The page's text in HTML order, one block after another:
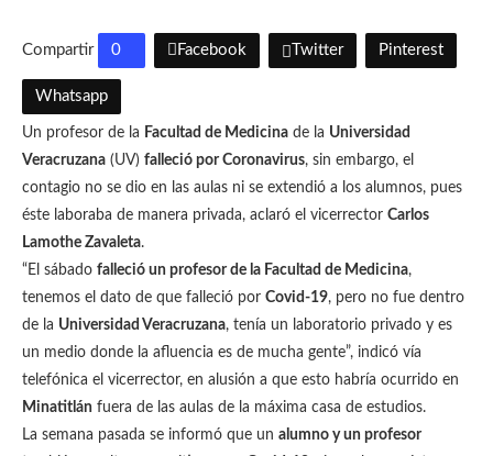
Compartir 0 Facebook Twitter Pinterest
Whatsapp
Un profesor de la Facultad de Medicina de la Universidad
Veracruzana (UV) falleció por Coronavirus, sin embargo, el
contagio no se dio en las aulas ni se extendió a los alumnos, pues
éste laboraba de manera privada, aclaró el vicerrector Carlos
Lamothe Zavaleta.
“El sábado falleció un profesor de la Facultad de Medicina,
tenemos el dato de que falleció por Covid-19, pero no fue dentro
de la Universidad Veracruzana, tenía un laboratorio privado y es
un medio donde la afluencia es de mucha gente”, indicó vía
telefónica el vicerrector, en alusión a que esto habría ocurrido en
Minatitlán fuera de las aulas de la máxima casa de estudios.
La semana pasada se informó que un alumno y un profesor